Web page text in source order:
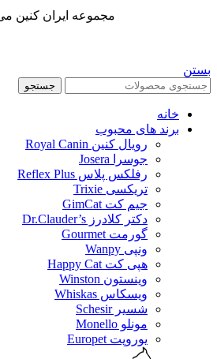
مجموعه ایران کنین
بستن
جستجو
خانه
برند های محبوب
رویال کنین Royal Canin
جوسرا Josera
رفلکس پلاس Reflex Plus
تریکسی Trixie
جیم کت GimCat
دکتر کلادرز Dr.Clauder’s
گورمت Gourmet
ونپی Wanpy
هپی کت Happy Cat
وینستون Winston
ویسکاس Whiskas
شسیر Schesir
مونلو Monello
یوروپت Europet